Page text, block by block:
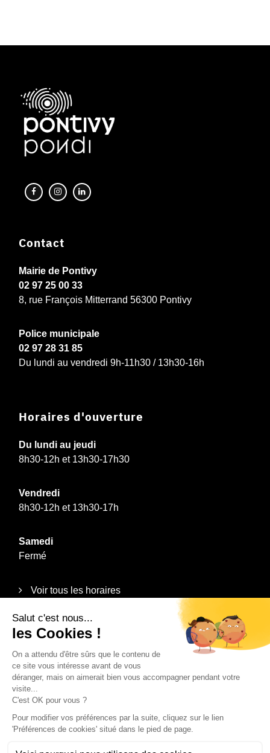
Contact
Mairie de Pontivy
02 97 25 00 33
8, rue François Mitterrand 56300 Pontivy
Police municipale
02 97 28 31 85
Du lundi au vendredi 9h-11h30 / 13h30-16h
Horaires d'ouverture
Du lundi au jeudi
8h30-12h et 13h30-17h30
Vendredi
8h30-12h et 13h30-17h
Samedi
Fermé
Voir tous les horaires
Informations
Plan du site
Mentions légales
Politique de confidentialité
Recrutement